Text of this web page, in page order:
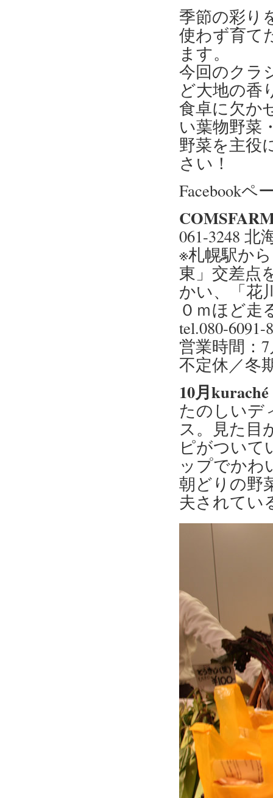
季節の彩り
使わず育て
ます。
今回のクラ
ど大地の香
食卓に欠か
い葉物野菜
野菜を主役
さい！
Facebookペ
061-3248 北
※札幌駅か
東」交差点
かい、「花
０ｍほど走
tel.080-6091-
営業時間：7
不定休／冬
10月
たのしいデ
ス。見た目
ピがついて
ップでかわ
朝どりの野
夫されてい